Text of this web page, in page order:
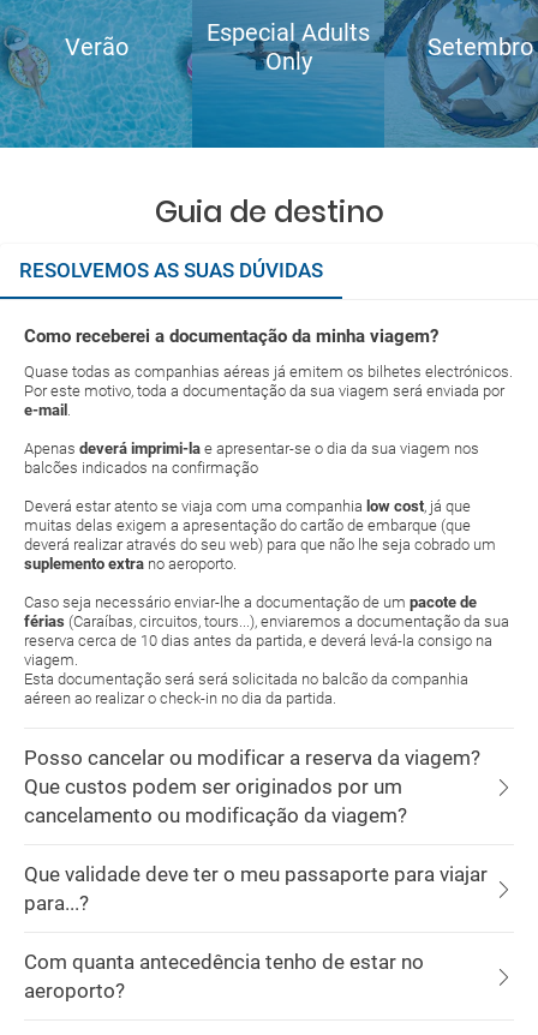
Verão
Especial Adults
Only
Setembro
Guia de destino
RESOLVEMOS AS SUAS DÚVIDAS
Como receberei a documentação da minha viagem?
Quase todas as companhias aéreas já emitem os bilhetes electrónicos.
Por este motivo, toda a documentação da sua viagem será enviada por
e-mail .
Apenas deverá imprimi-la e apresentar-se o dia da sua viagem nos
balcões indicados na confirmação
Deverá estar atento se viaja com uma companhia low cost, já que
muitas delas exigem a apresentação do cartão de embarque (que
deverá realizar através do seu web) para que não lhe seja cobrado um
suplemento extra no aeroporto.
Caso seja necessário enviar-lhe a documentação de um pacote de
férias (Caraíbas, circuitos, tours...), enviaremos a documentação da sua
reserva cerca de 10 dias antes da partida, e deverá levá-la consigo na
viagem.
Esta documentação será será solicitada no balcão da companhia
aéreen ao realizar o check-in no dia da partida.
Posso cancelar ou modificar a reserva da viagem?
Que custos podem ser originados por um
cancelamento ou modificação da viagem?
Que validade deve ter o meu passaporte para viajar
para...?
Com quanta antecedência tenho de estar no
aeroporto?